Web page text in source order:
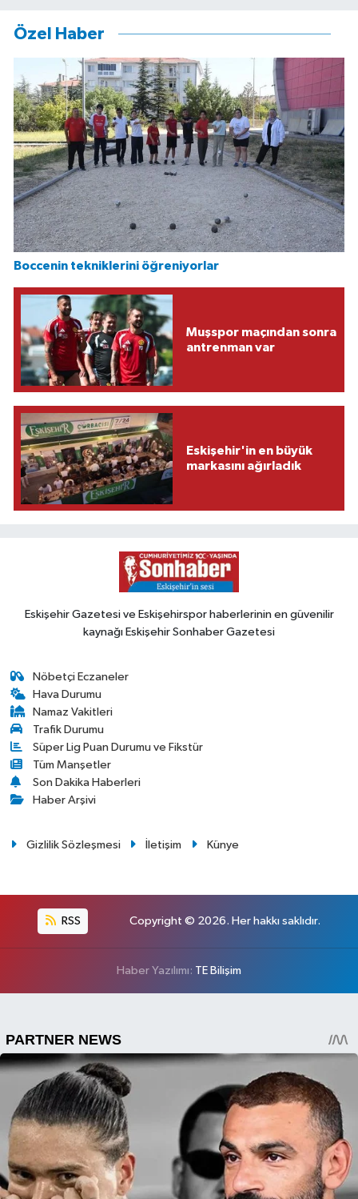
Özel Haber
Boccenin tekniklerini öğreniyorlar
Muşspor maçından sonra
antrenman var
Eskişehir'in en büyük
markasını ağırladık
Eskişehir Gazetesi ve Eskişehirspor haberlerinin en güvenilir
kaynağı Eskişehir Sonhaber Gazetesi
Nöbetçi Eczaneler
Hava Durumu
Namaz Vakitleri
Trafik Durumu
Süper Lig Puan Durumu ve Fikstür
Tüm Manşetler
Son Dakika Haberleri
Haber Arşivi
Gizlilik Sözleşmesi İletişim Künye
RSS Copyright © 2026. Her hakkı saklıdır.
Haber Yazılımı: TE Bilişim